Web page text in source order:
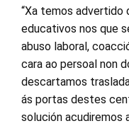
“Xa temos
educativos nos que
abuso laboral,
cara ao persoal non
descartamos
ás portas destes
solución acudiremos